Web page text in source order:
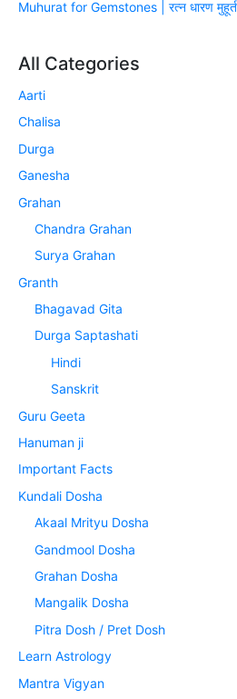
Muhurat for Gemstones | रत्न धारण
All Categories
Aarti
Chalisa
Durga
Ganesha
Grahan
Chandra Grahan
Surya Grahan
Granth
Bhagavad Gita
Durga Saptashati
Hindi
Sanskrit
Guru Geeta
Hanuman ji
Important Facts
Kundali Dosha
Akaal Mrityu Dosha
Gandmool Dosha
Grahan Dosha
Mangalik Dosha
Pitra Dosh / Pret Dosh
Learn Astrology
Mantra Vigyan